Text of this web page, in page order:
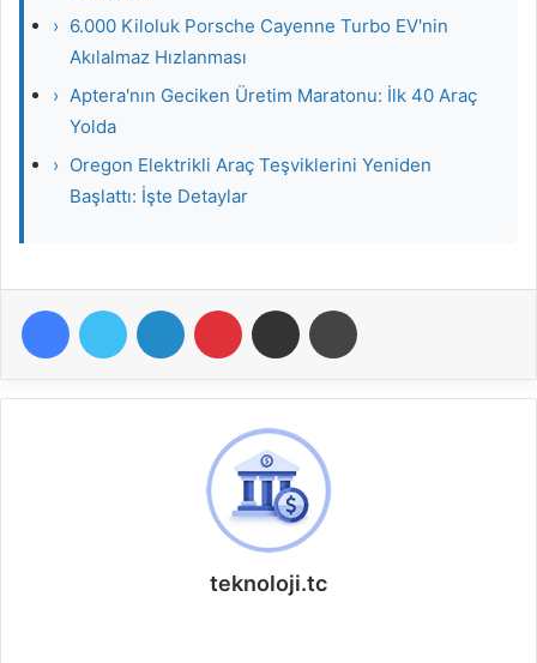
› 6.000 Kiloluk Porsche Cayenne Turbo EV'nin
Akılalmaz Hızlanması
› Aptera'nın Geciken Üretim Maratonu: İlk 40 Araç
Yolda
› Oregon Elektrikli Araç Teşviklerini Yeniden
Başlattı: İşte Detaylar
teknoloji.tc